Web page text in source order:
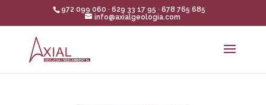
972 099 060 · 629 33 17 95 · 678 765 685
info@axialgeologia.com